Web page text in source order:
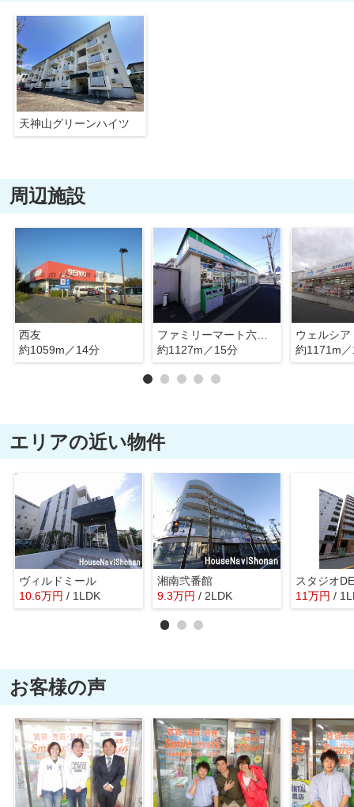
天神山グリーンハイツ
周辺施設
西友
約1059m／14分
ファミリーマート六会日大駅前店
約1127m／15分
約1171m
エリアの近い物件
ヴィルドミール
10.6万円 / 1LDK
湘南弐番館
9.3万円 / 2LDK
スタジオ
11万円 /
お客様の声